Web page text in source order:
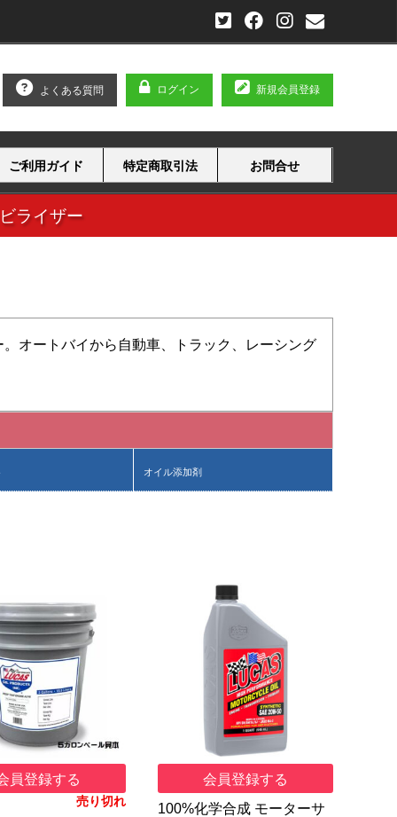
よくある質問 ログイン 新規会員登録
ご利用ガイド 特定商取引法 お問合せ
ライザー
オートバイから自動車、トラック、レーシング
オイル添加剤
員登録する
売り切れ
会員登録する
100%化学合成 モーターサ